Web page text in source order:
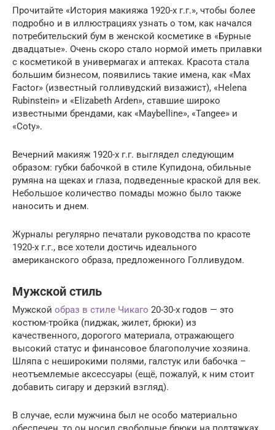
Прочитайте «История макияжа 1920-х г.г.», чтобы более
подробно и в иллюстрациях узнать о том, как начался
потребительский бум в женской косметике в «Бурные
двадцатые». Очень скоро стало нормой иметь прилавки
с косметикой в универмагах и аптеках. Красота стала
большим бизнесом, появились такие имена, как «Max
Factor» (известный голливудский визажист), «Helena
Rubinstein» и «Elizabeth Arden», ставшие широко
известными брендами, как «Maybelline», «Tangee» и
«Coty».
Вечерний макияж 1920-х г.г. выглядел следующим
образом: губки бабочкой в стиле Купидона, обильные
румяна на щеках и глаза, подведенные краской для век.
Небольшое количество помады можно было также
наносить и днем.
Журналы регулярно печатали руководства по красоте
1920-х г.г., все хотели достичь идеального
американского образа, предложенного Голливудом.
Мужской стиль
Мужской образ в стиле Чикаго 20-30-х годов — это
костюм-тройка (пиджак, жилет, брюки) из
качественного, дорогого материала, отражающего
высокий статус и финансовое благополучие хозяина.
Шляпа с неширокими полями, галстук или бабочка –
неотъемлемые аксессуары (ещё, пожалуй, к ним стоит
добавить сигару и дерзкий взгляд).
В случае, если мужчина был не особо материально